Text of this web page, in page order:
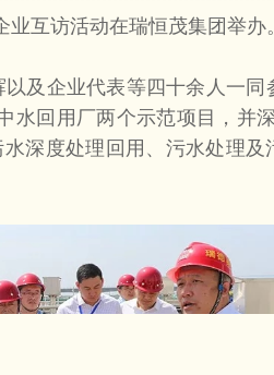
业互访活动在瑞恒茂集团举办。
及企业代表等四十余人一同
水回用厂两个示范项目，并
深度处理回用、污水处理及